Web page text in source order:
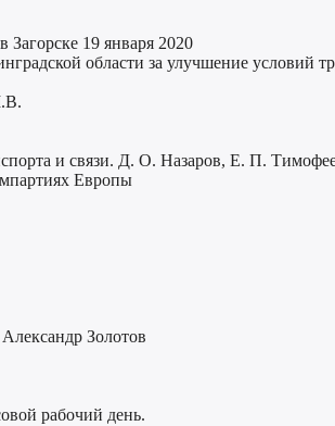
19 января 2020
области за улучшение условий
и связи. Д. О. Назаров, Е. П.
Европы
Золотов
рабочий день.